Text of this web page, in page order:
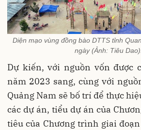
Diện mạo vùng đồng bào DTTS tỉnh
ngày (Ảnh: Tiêu Dao).
Dự kiến, với nguồn vốn được
năm 2023 sang, cùng với
Quảng Nam sẽ bố trí để thực
các dự án, tiểu dự án của
tiêu của Chương trình giai